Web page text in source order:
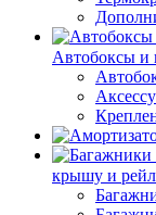
Автобоксы и
крышу и